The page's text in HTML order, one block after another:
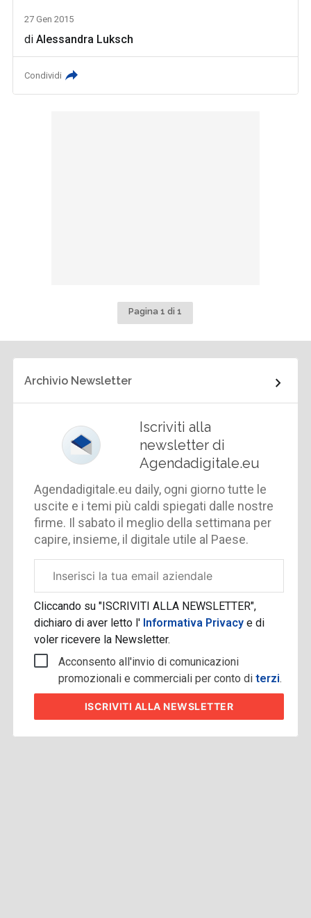
27 Gen 2015
diAlessandra Luksch
Condividi
Pagina 1 di 1
Archivio Newsletter
Iscriviti alla
newsletter di
Agendadigitale.eu
Agendadigitale.eu daily, ogni giorno tutte le
uscite e i temi più caldi spiegati dalle nostre
firme. Il sabato il meglio della settimana per
capire, insieme, il digitale utile al Paese.
aziendale
Cliccando su "ISCRIVITI ALLA NEWSLETTER",
dichiaro di aver letto l' Informativa Privacye di
voler ricevere la Newsletter.
Acconsento all'invio di comunicazioni
promozionali e commerciali per conto diterzi.
ISCRIVITI ALLA NEWSLETTER